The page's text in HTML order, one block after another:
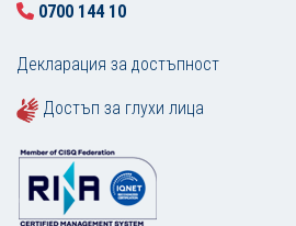
0700 144 10
Декларация за достъпност
Достъп за глухи лица